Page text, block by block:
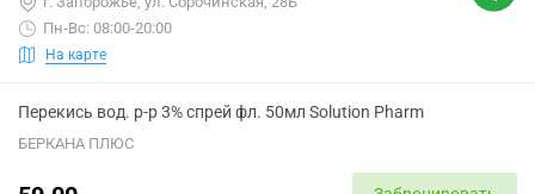
Пн-Вс: 08:00-20:00
На карте
Перекись вод. р-р 3% спрей фл. 50мл Solution Pharm
БЕРКАНА ПЛЮС